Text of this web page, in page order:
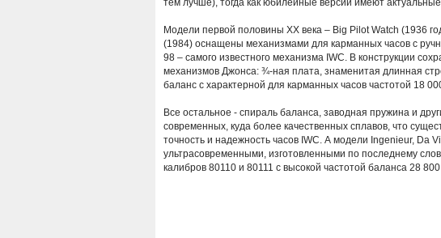
тем лучше), тогда как юбилейные версии имеют
Модели первой половины ХХ века – Big Pilot Watch (1936
(1984) оснащены механизмами для карманных часов с
98 – самого известного механизма IWC. В конструкции
механизмов Джонса: ¾-ная плата, знаменитая длинная
баланс с характерной для карманных часов частотой 18
Все остальное - спираль баланса, заводная пружина и
современных, куда более качественных сплавов, что
точность и надежность часов IWC. А модели Ingenieur, Da
ультрасовременными, изготовленными по последнему
калибров 80110 и 80111 с высокой частотой баланса 28